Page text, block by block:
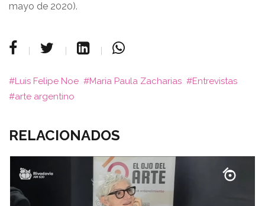
mayo de 2020).
Luis Felipe Noe Maria Paula Zacharias
Entrevistas
arte argentino
RELACIONADOS